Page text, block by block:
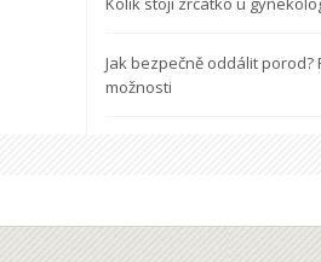
Jak bezpečně oddálit
možnosti